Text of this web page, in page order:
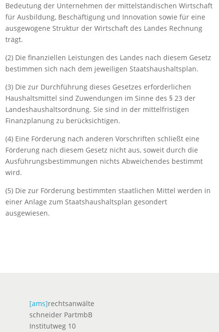
Bedeutung der Unternehmen der mittelständischen Wirtschaft
für Ausbildung, Beschäftigung und Innovation sowie für eine
ausgewogene Struktur der Wirtschaft des Landes Rechnung
trägt.
(2) Die finanziellen Leistungen des Landes nach diesem Gesetz
bestimmen sich nach dem jeweiligen Staatshaushaltsplan.
(3) Die zur Durchführung dieses Gesetzes erforderlichen
Haushaltsmittel sind Zuwendungen im Sinne des § 23 der
Landeshaushaltsordnung. Sie sind in der mittelfristigen
Finanzplanung zu berücksichtigen.
(4) Eine Förderung nach anderen Vorschriften schließt eine
Förderung nach diesem Gesetz nicht aus, soweit durch die
Ausführungsbestimmungen nichts Abweichendes bestimmt
wird.
(5) Die zur Förderung bestimmten staatlichen Mittel werden in
einer Anlage zum Staatshaushaltsplan gesondert
ausgewiesen.
[ams]rechtsanwälte
schneider PartmbB
Institutweg 10